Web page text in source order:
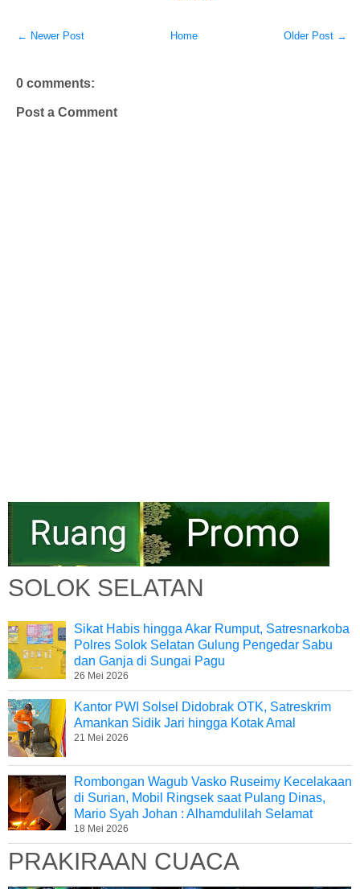
← Newer Post Older Post →
Home
0 comments:
Post a Comment
SOLOK SELATAN
Sikat Habis hingga Akar Rumput, Satresnarkoba
Polres Solok Selatan Gulung Pengedar Sabu
dan Ganja di Sungai Pagu
26 Mei 2026
Kantor PWI Solsel Didobrak OTK, Satreskrim
Amankan Sidik Jari hingga Kotak Amal
21 Mei 2026
Rombongan Wagub Vasko Ruseimy Kecelakaan
di Surian, Mobil Ringsek saat Pulang Dinas,
Mario Syah Johan : Alhamdulilah Selamat
18 Mei 2026
PRAKIRAAN CUACA